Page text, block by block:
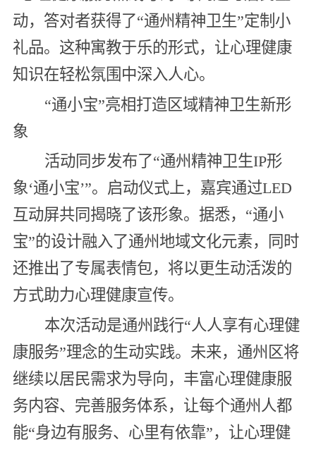
动，答对者获得了“通州精神卫生”定制小
礼品。这种寓教于乐的形式，让心理健康
知识在轻松氛围中深入人心。
“通小宝”亮相打造区域精神卫生新形
象
活动同步发布了“通州精神卫生IP形
象‘通小宝’”。启动仪式上，嘉宾通过LED
互动屏共同揭晓了该形象。据悉，“通小
宝”的设计融入了通州地域文化元素，同时
还推出了专属表情包，将以更生动活泼的
方式助力心理健康宣传。
本次活动是通州践行“人人享有心理健
康服务”理念的生动实践。未来，通州区将
继续以居民需求为导向，丰富心理健康服
务内容、完善服务体系，让每个通州人都
能“身边有服务、心里有依靠”，让心理健